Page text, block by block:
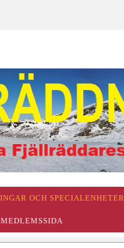
OCH SPECIALENHETER